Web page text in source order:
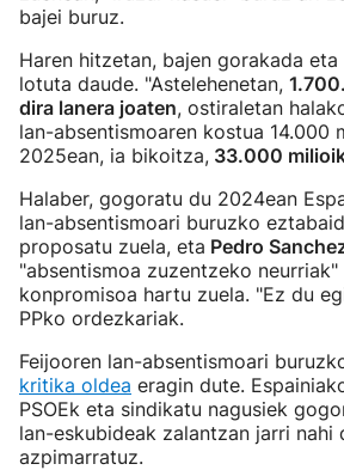
bajei buruz.
Haren hitzetan, bajen gorakada
lotuta daude. "Astelehenetan,
dira lanera joaten, ostiraletan
lan-absentismoaren kostua 14.000
2025ean, ia bikoitza, 33.000
Halaber, gogoratu du 2024ean
lan-absentismoari buruzko
proposatu zuela, eta Pedro
"absentismoa zuzentzeko
konpromisoa hartu zuela. "Ez du
PPko ordezkariak.
Feijooren lan-absentismoari
kritika oldea eragin dute.
PSOEk eta sindikatu nagusiek
lan-eskubideak zalantzan jarri nahi
azpimarratuz.